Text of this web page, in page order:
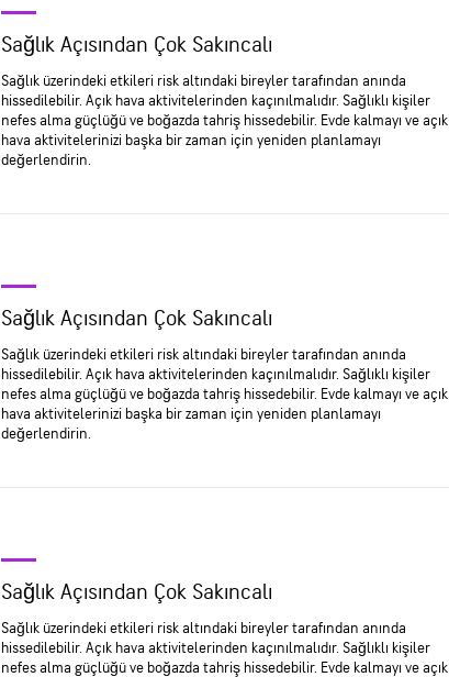
Sağlık Açısından Çok Sakıncalı
Sağlık üzerindeki etkileri risk altındaki bireyler tarafından anında
hissedilebilir. Açık hava aktivitelerinden kaçınılmalıdır. Sağlıklı kişiler
nefes alma güçlüğü ve boğazda tahriş hissedebilir. Evde kalmayı ve açık
hava aktivitelerinizi başka bir zaman için yeniden planlamayı
değerlendirin.
Sağlık Açısından Çok Sakıncalı
Sağlık üzerindeki etkileri risk altındaki bireyler tarafından anında
hissedilebilir. Açık hava aktivitelerinden kaçınılmalıdır. Sağlıklı kişiler
nefes alma güçlüğü ve boğazda tahriş hissedebilir. Evde kalmayı ve açık
hava aktivitelerinizi başka bir zaman için yeniden planlamayı
değerlendirin.
Sağlık Açısından Çok Sakıncalı
Sağlık üzerindeki etkileri risk altındaki bireyler tarafından anında
hissedilebilir. Açık hava aktivitelerinden kaçınılmalıdır. Sağlıklı kişiler
nefes alma güçlüğü ve boğazda tahriş hissedebilir. Evde kalmayı ve açık